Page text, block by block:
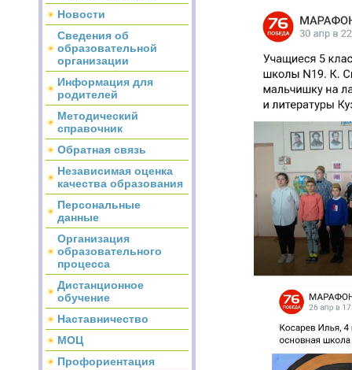
Новости
Сведения об
образовательной
организации
Информация для
родителей
Методический
справочник
Обратная связь
Независимая оценка
качества образования
Персональные
данные
Организация
образовательного
процесса
Дистанционное
обучение
Наставничество
МОЦ
Профориентация